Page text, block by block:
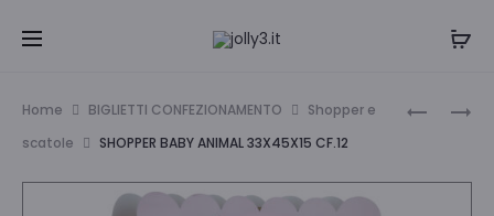
i
SCATOLA
SHOPPER
Home BIGLIETTI CONFEZIONAMENTO
Shopper e
scatole
SHOPPER BABY ANIMAL 33X45X15 CF.12